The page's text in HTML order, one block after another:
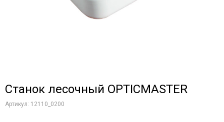
Станок лесочный OPTICMASTER
Артикул: 12110_0200